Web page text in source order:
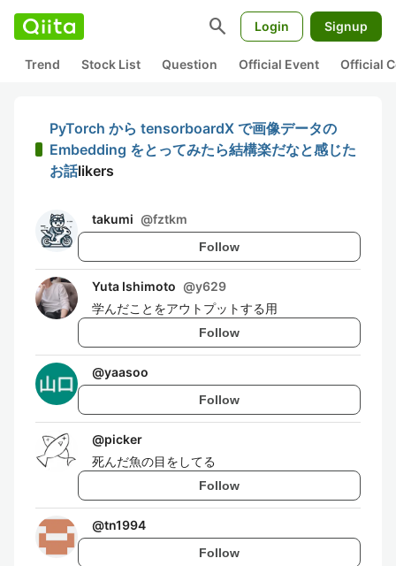
search Login Signup
Trend Stock List Question Official Event Official
PyTorch から tensorboardX で画像データの
Embedding をとってみたら結構楽だなと感じた
お話likers
takumi @fztkm
Follow
Yuta Ishimoto @y629
学んだことをアウトプットする用
Follow
@yaasoo
Follow
@picker
死んだ魚の目をしてる
Follow
@tn1994
Follow